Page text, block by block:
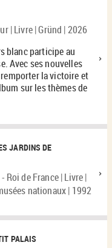
| Livre | Gründ | 2026
blanc participe au
Avec ses nouvelles
la victoire et
sur les thèmes de
JARDINS DE
Roi de France | Livre |
nationaux | 1992
PALAIS